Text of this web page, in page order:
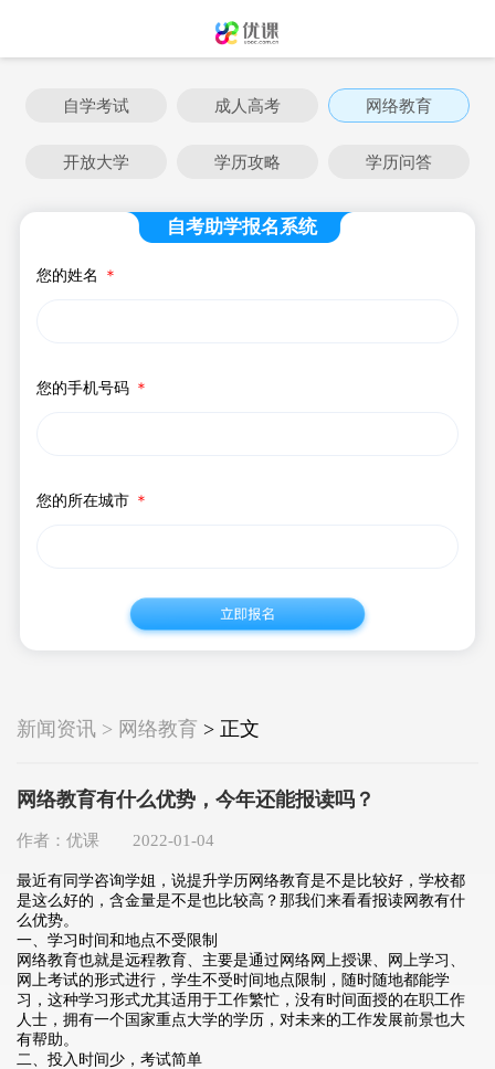
自学考试 成人高考 网络教育
开放大学 学历攻略 学历问答
自考助学报名系统
您的姓名 ＊
您的手机号码 ＊
您的所在城市 ＊
新闻资讯 > 网络教育 > 正文
网络教育有什么优势，今年还能报读吗？
作者：优课 2022-01-04
最近有同学咨询学姐，说提升学历网络教育是不是比较好，学校都
是这么好的，含金量是不是也比较高？那我们来看看报读网教有什
么优势。
一、学习时间和地点不受限制
网络教育也就是远程教育、主要是通过网络网上授课、网上学习、
网上考试的形式进行，学生不受时间地点限制，随时随地都能学
习，这种学习形式尤其适用于工作繁忙，没有时间面授的在职工作
人士，拥有一个国家重点大学的学历，对未来的工作发展前景也大
有帮助。
二、投入时间少，考试简单